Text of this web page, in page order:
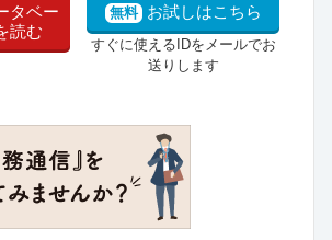
タベー
読む
無料 お試しはこちら
すぐに使えるIDをメールでお
送りします